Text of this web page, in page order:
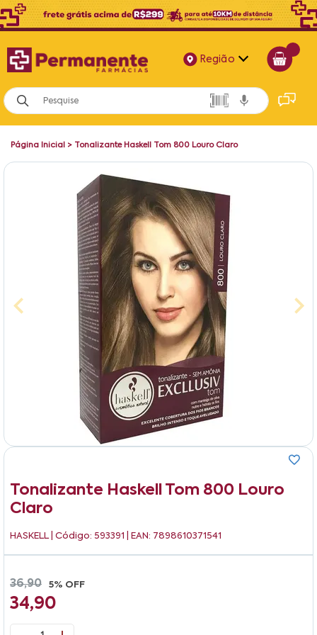
Região
Alagoas
Bahia
Página Inicial > Tonalizante Haskell Tom 800 Louro Claro
Tonalizante Haskell Tom 800 Louro
Claro
HASKELL| Código: 593391 | EAN: 7898610371541
36,90 5% OFF
34,90